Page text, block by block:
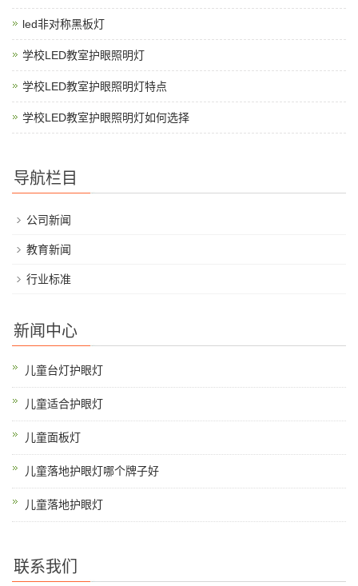
led非对称黑板灯
学校LED教室护眼照明灯
学校LED教室护眼照明灯特点
学校LED教室护眼照明灯如何选择
导航栏目
公司新闻
教育新闻
行业标准
新闻中心
儿童台灯护眼灯
儿童适合护眼灯
儿童面板灯
儿童落地护眼灯哪个牌子好
儿童落地护眼灯
联系我们